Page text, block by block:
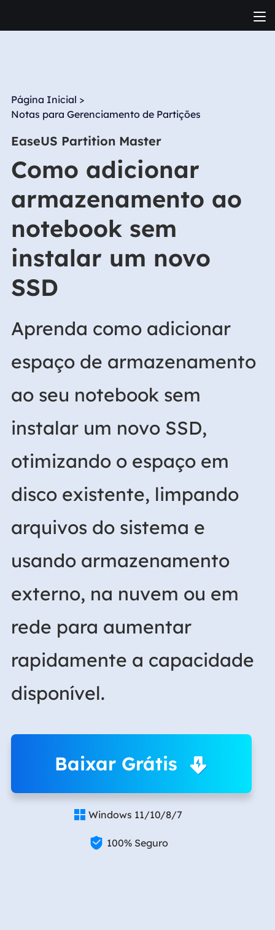
Página Inicial >
Notas para Gerenciamento de Partições
EaseUS Partition Master
Como adicionar
armazenamento ao
notebook sem
instalar um novo
SSD
Aprenda como adicionar
espaço de armazenamento
ao seu notebook sem
instalar um novo SSD,
otimizando o espaço em
disco existente, limpando
arquivos do sistema e
usando armazenamento
externo, na nuvem ou em
rede para aumentar
rapidamente a capacidade
disponível.
Baixar Grátis
 Windows 11/10/8/7
 100% Seguro